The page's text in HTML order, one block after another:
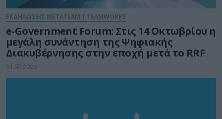
ΕΚΔΗΛΩΣΕΙΣ METATEAM | TEAMWORKS
e-Government Forum: Στις 14 Οκτωβρίου η
μεγάλη συνάντηση της Ψηφιακής
Διακυβέρνησης στην εποχή μετά το RRF
31.07.2026